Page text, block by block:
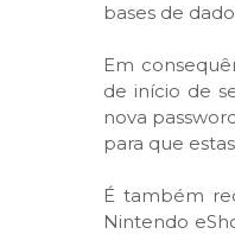
bases de
Em
de início de
nova
para que
É também
Nintendo